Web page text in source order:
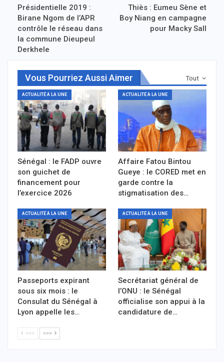
Présidentielle 2019 :
Birane Ngom de l’APR
contrôle le réseau dans
la commune Dieupeul
Derkhele
Thiès : Eumeu Sène et
Boy Niang en campagne
pour Macky Sall
Tout
Vous Pourriez Aussi Aimer
ACTUALITÉ À LA UNE
Sénégal : le FADP ouvre
son guichet de
financement pour
l’exercice 2026
ACTUALITÉ À LA UNE
Affaire Fatou Bintou
Gueye : le CORED met en
garde contre la
stigmatisation des…
ACTUALITÉ À LA UNE
Passeports expirant
sous six mois : le
Consulat du Sénégal à
Lyon appelle les…
ACTUALITÉ À LA UNE
Secrétariat général de
l’ONU : le Sénégal
officialise son appui à la
candidature de…
<<< >>>